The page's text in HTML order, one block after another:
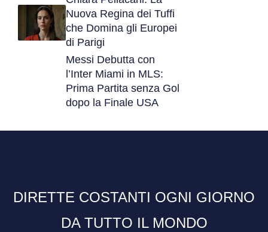
Nuova Regina dei Tuffi
che Domina gli Europei
di Parigi
Messi Debutta con
l’Inter Miami in MLS:
Prima Partita senza Gol
dopo la Finale USA
DIRETTE COSTANTI OGNI GIORNO
DA TUTTO IL MONDO